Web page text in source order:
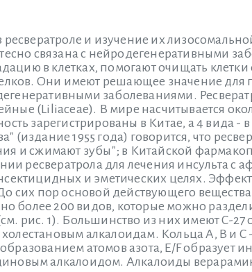
и изучение их
связана с нейродегенеративными
в клетках, помогают очищать
Они имеют решающее значение для
заболеваниями.
(Liliaceae). В мире насчитывается
зарегистрированы в Китае, а 4 вида
(издание 1955 года) говорится, что
и сжимают зубы"; в Китайской
ресвератрола для лечения инсульта с
и эметических целях.
сих пор основой действующего
более 200 видов, которые можно
рис. 1). Большинство из них имеют C-27
алкалоидам. Кольца A, B и
атомов азота, E/F образует
алкалоидом. Алкалоиды